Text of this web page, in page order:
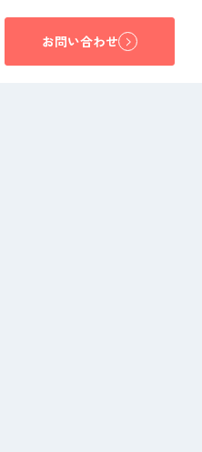
お問い合わせ